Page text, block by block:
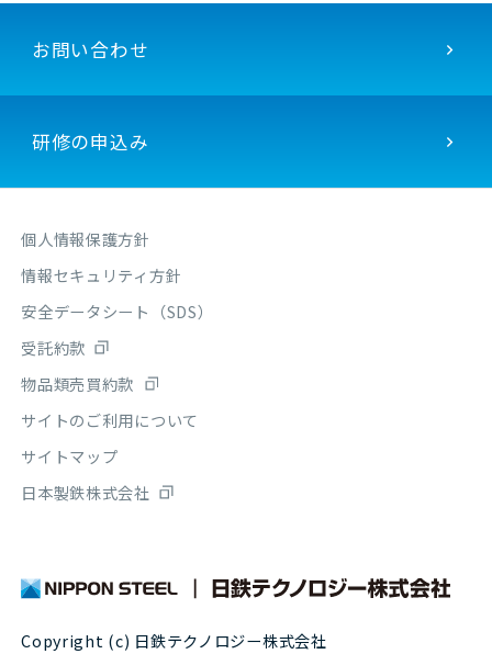
お問い合わせ
研修の申込み
個人情報保護方針
情報セキュリティ方針
安全データシート（SDS）
受託約款
物品類売買約款
サイトのご利用について
サイトマップ
日本製鉄株式会社
Copyright (c) 日鉄テクノロジー株式会社